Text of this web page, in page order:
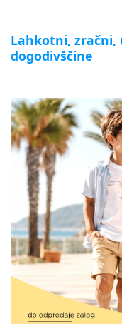
Lahkotni, zračni,
dogodivščine